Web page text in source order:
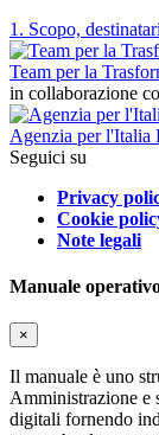
1. Scopo,
Team per la
in collaborazione
Agenzia per l'Italia
Seguici su
Privacy
Cookie
Note legali
Manuale
×
Il manuale è uno
Amministrazione e
digitali fornendo